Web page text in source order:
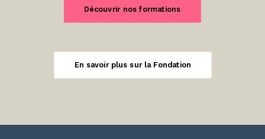
Découvrir nos formations
En savoir plus sur la Fondation